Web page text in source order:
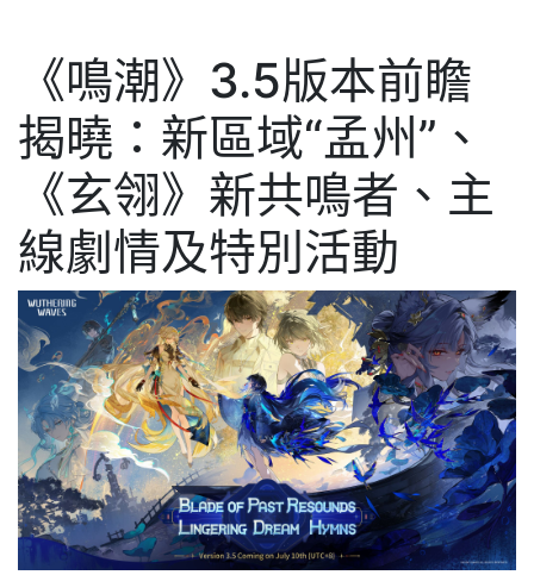
《鳴潮》3.5版本前瞻
揭曉：新區域“孟州”、
《玄翎》新共鳴者、主
線劇情及特別活動